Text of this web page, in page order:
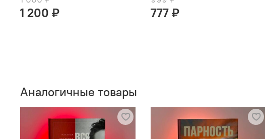
1 200 ₽ 777 ₽
Аналогичные товары